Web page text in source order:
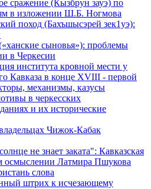
сражение (Кызбрун зауэ) по
в изложении Ш.Б. Ногмова
поход (Бахъшысэрей зек1уэ):
сыновья»): проблемы
в Черкесии
института кровной мести у
Кавказа в конце XVIII - первой
механизмы, казусы
в черкесских
и их исторические
Чижок-Кабак
не знает заката": Кавказская
осмыслении Латмира Пшукова
слова
штрих к исчезающему